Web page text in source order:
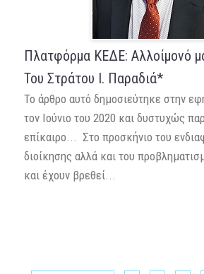
Πλατφόρμα ΚΕΔΕ: Αλλοίμονό
Του Στράτου Ι. Παραδιά*
Το άρθρο αυτό δημοσιεύτηκε στην
τον Ιούνιο του 2020 και δυστυχώς
επίκαιρο... Στο προσκήνιο του
διοίκησης αλλά και του
και έχουν βρεθεί...